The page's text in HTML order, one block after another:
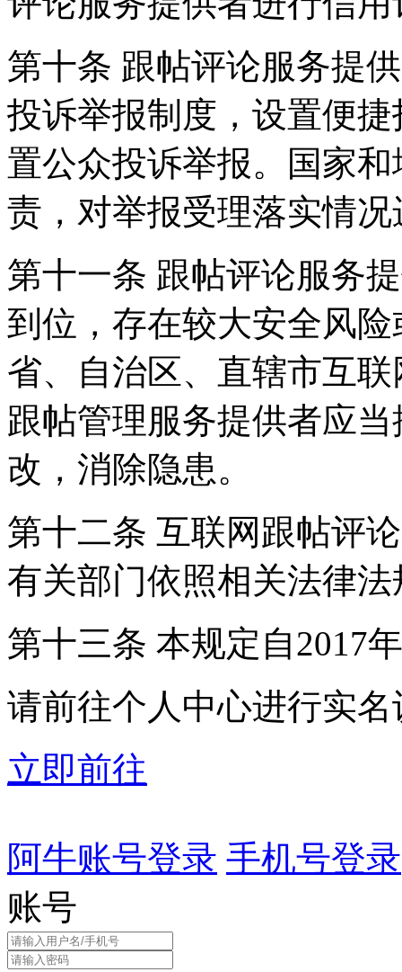
第十条 跟帖评论服务提
投诉举报制度，设置便
置公众投诉举报。国家
责，对举报受理落实情
第十一条 跟帖评论服务
到位，存在较大安全风
省、自治区、直辖市互
跟帖管理服务提供者应
改，消除隐患。
第十二条 互联网跟帖评
有关部门依照相关法律
第十三条 本规定自2017
请前往个人中心进行实名
立即前往
阿牛账号登录 手机号登录
账号